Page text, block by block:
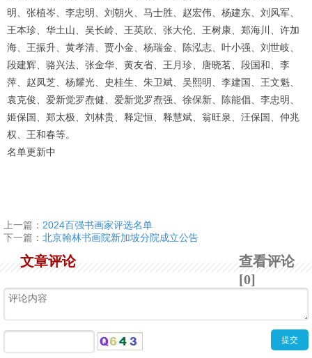
明、张植岑、李忠明、刘朝火、马士胜、赵宏伟、杨建东、刘风军、
王本珍、华土山、吴长岭、王英欣、张大伦、王树康、郑海川、许加
海、王振升、黄孝清、贾小金、杨瑞金、陈泓志、叶小强、刘世岐、
段建辉、骆兴法、张金华、黄友省、王月珍、唐晓茗、段国和、李
萍、赵凤芝、杨耀光、史桂生、朱卫斌、吴熙明、李建国、王文魁、
袁克俊、爱新觉罗焘健、爱新觉罗焘强、徐保新、陈能倡、李忠明、
姬保国、郑太极、刘林贵、释定恒、释慧斌、翁旺泉、汪保国、仲兆
权、王和春等。
名单更新中
上一篇： 2024百强书画家评选名单
下一篇： 北京翰林书画院新加坡分院成立公告
查看评论
[0]
文章评论